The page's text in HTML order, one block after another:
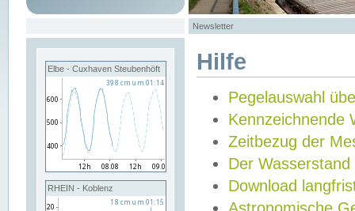
Newsletter
Elbe - Cuxhaven Steubenhöft
RHEIN - Koblenz
Hilfe
Pegelauswahl
Kennzeichnende
Zeitbezug der
Der Wasserstand
Download